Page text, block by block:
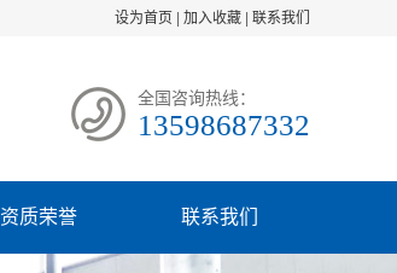
设为首页 加入收藏 联系我们
全国咨询热线：
13598687332
资质荣誉 联系我们